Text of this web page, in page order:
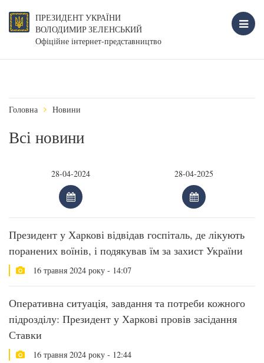
ПРЕЗИДЕНТ УКРАЇНИ
ВОЛОДИМИР ЗЕЛЕНСЬКИЙ
Офіційне інтернет-представництво
Головна Новини
Всі новини
Президент у Харкові відвідав госпіталь, де лікують
поранених воїнів, і подякував їм за захист України
16 травня 2024 року - 14:07
Оперативна ситуація, завдання та потреби кожного
підрозділу: Президент у Харкові провів засідання
Ставки
16 травня 2024 року - 12:44